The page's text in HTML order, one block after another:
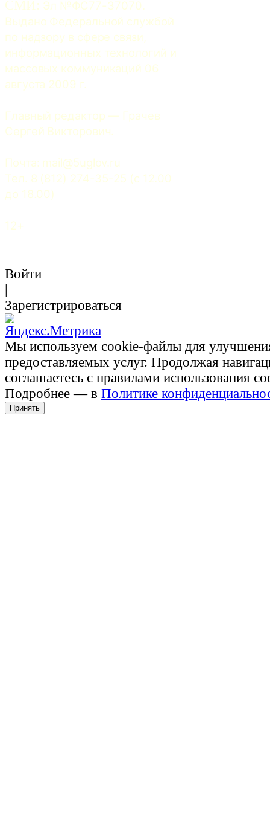
СМИ: Эл №ФС77-37070.
Выдано Федеральной службой
по надзору в сфере связи,
информационных технологий и
массовых коммуникаций 06
августа 2009 г.
Главный редактор — Грачев
Сергей Викторович.
Почта: mail@5uglov.ru
Тел. 8 (812) 274-35-25 (c 12.00
до 18.00)
12+
Войти
Зарегистрироваться
Мы используем cookie-файлы для
предоставляемых услуг. Продолжая
соглашаетесь с правилами использования
Подробнее — в Политике
Принять